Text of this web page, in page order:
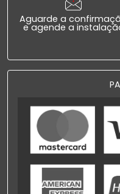
Aguarde a
e agende a